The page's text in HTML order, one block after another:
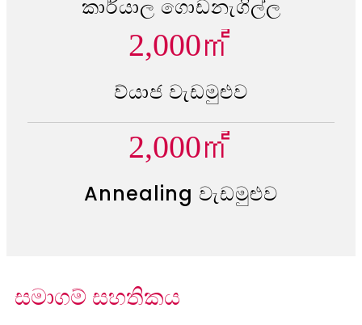
කාර්යාල ගොඩනැගිල්ල
2,000㎡
ව්යාජ වැඩමුළුව
2,000㎡
Annealing වැඩමුළුව
සමාගම් සහතිකය